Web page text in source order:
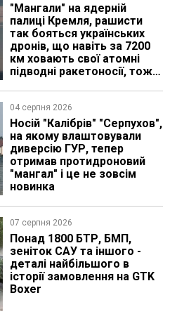
"Мангали" на ядерній
палиці Кремля, рашисти
так бояться українських
дронів, що навіть за 7200
км ховають свої атомні
підводні ракетоносії, тож
04 серпня 2026
Носій "Калібрів" "Серпухов",
на якому влаштовували
диверсію ГУР, тепер
отримав протидроновий
"мангал" і це не зовсім
новинка
07 серпня 2026
Понад 1800 БТР, БМП,
зеніток САУ та іншого -
деталі найбільшого в
історії замовлення на GTK
Boxer